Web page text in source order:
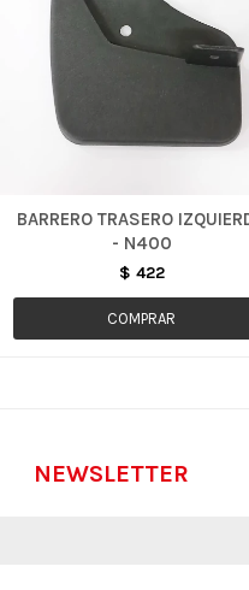
BARRERO TRASERO
- N400
$ 422
NEWSLETTER